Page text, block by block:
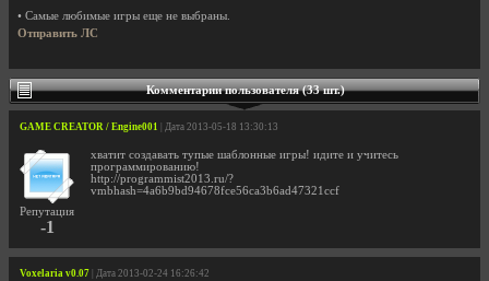
• Самые любимые игры еще не выбраны.
Отправить ЛС
Комментарии пользователя (33 шт.)
GAME CREATOR / Engine001 | Дата 2013-05-18 13:30:13
Репутация
-1
хватит создавать тупые шаблонные игры! идите и учитесь
программированию!
http://programmist2013.ru/?
vmbhash=4a6b9bd94678fce56ca3b6ad47321ccf
Voxelaria v0.07 | Дата 2013-02-24 16:26:42